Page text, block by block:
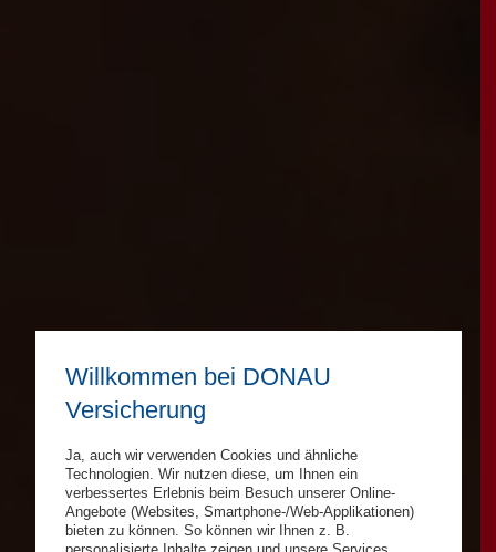
Willkommen bei DONAU
Versicherung
Ja, auch wir verwenden Cookies und ähnliche
Technologien. Wir nutzen diese, um Ihnen ein
verbessertes Erlebnis beim Besuch unserer Online-
Angebote (Websites, Smartphone-/Web-Applikationen)
bieten zu können. So können wir Ihnen z. B.